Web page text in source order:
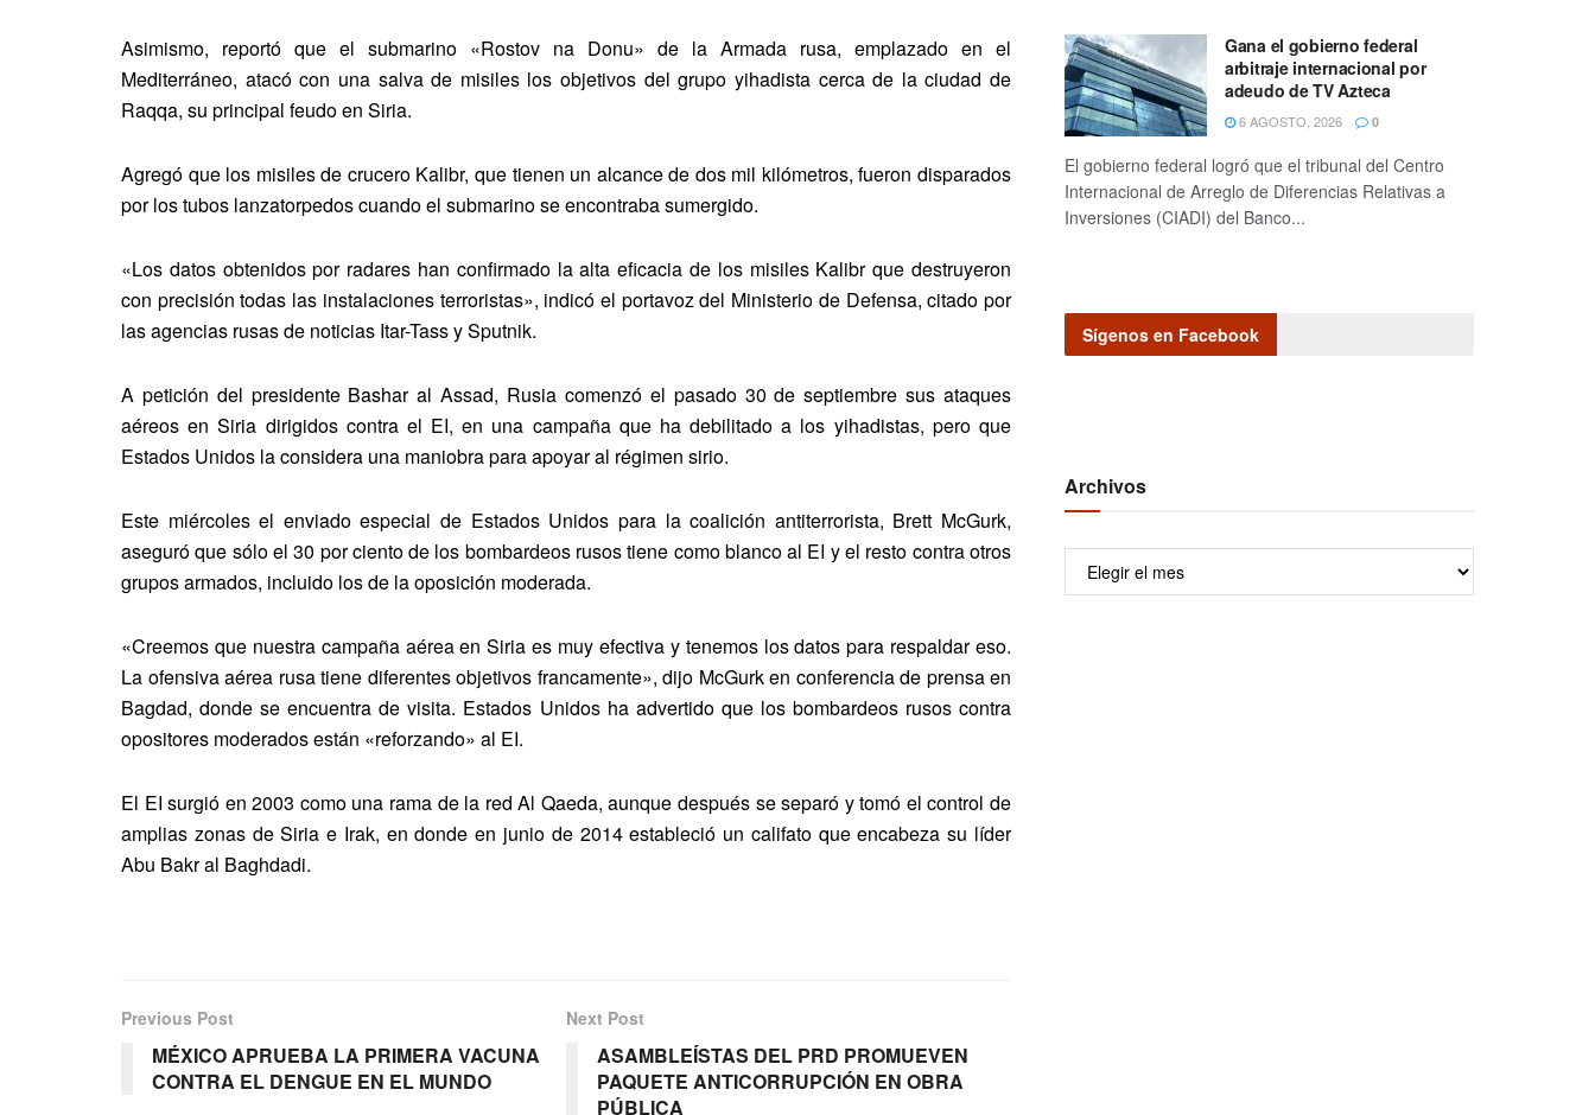
Asimismo, reportó que el submarino «Rostov na Donu» de la Armada rusa, emplazado en el
Mediterráneo, atacó con una salva de misiles los objetivos del grupo yihadista cerca de la ciudad de
Raqqa, su principal feudo en Siria.
Agregó que los misiles de crucero Kalibr, que tienen un alcance de dos mil kilómetros, fueron disparados
por los tubos lanzatorpedos cuando el submarino se encontraba sumergido.
«Los datos obtenidos por radares han confirmado la alta eficacia de los misiles Kalibr que destruyeron
con precisión todas las instalaciones terroristas», indicó el portavoz del Ministerio de Defensa, citado por
las agencias rusas de noticias Itar-Tass y Sputnik.
A petición del presidente Bashar al Assad, Rusia comenzó el pasado 30 de septiembre sus ataques
aéreos en Siria dirigidos contra el EI, en una campaña que ha debilitado a los yihadistas, pero que
Estados Unidos la considera una maniobra para apoyar al régimen sirio.
Este miércoles el enviado especial de Estados Unidos para la coalición antiterrorista, Brett McGurk,
aseguró que sólo el 30 por ciento de los bombardeos rusos tiene como blanco al EI y el resto contra otros
grupos armados, incluido los de la oposición moderada.
«Creemos que nuestra campaña aérea en Siria es muy efectiva y tenemos los datos para respaldar eso.
La ofensiva aérea rusa tiene diferentes objetivos francamente», dijo McGurk en conferencia de prensa en
Bagdad, donde se encuentra de visita. Estados Unidos ha advertido que los bombardeos rusos contra
opositores moderados están «reforzando» al EI.
El EI surgió en 2003 como una rama de la red Al Qaeda, aunque después se separó y tomó el control de
amplias zonas de Siria e Irak, en donde en junio de 2014 estableció un califato que encabeza su líder
Abu Bakr al Baghdadi.
Previous Post
MÉXICO APRUEBA LA PRIMERA VACUNA
CONTRA EL DENGUE EN EL MUNDO
Next Post
ASAMBLEÍSTAS DEL PRD PROMUEVEN
PAQUETE ANTICORRUPCIÓN EN OBRA
PÚBLICA
Gana el gobierno federal
arbitraje internacional por
adeudo de TV Azteca
6 AGOSTO, 2026 0
El gobierno federal logró que el tribunal del Centro
Internacional de Arreglo de Diferencias Relativas a
Inversiones (CIADI) del Banco...
Sígenos en Facebook
Archivos
Archivos